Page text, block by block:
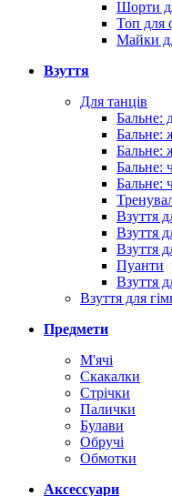
Шорти
Топ для
Майки
Взуття
Для танців
Бальне:
Бальне:
Бальне:
Бальне:
Бальне:
Взуття
Взуття
Взуття
Пуанти
Взуття
Взуття для
Предмети
М'ячі
Скакалки
Стрічки
Палички
Булави
Обручі
Обмотки
Аксессуари